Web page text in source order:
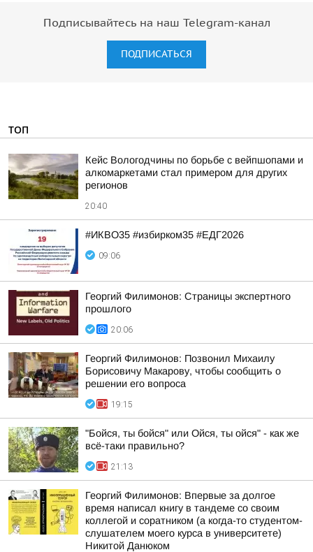
Подписывайтесь на наш Telegram-канал
ПОДПИСАТЬСЯ
ТОП
Кейс Вологодчины по борьбе с вейпшопами и
алкомаркетами стал примером для других
регионов
20:40
#ИКВО35 #избирком35 #ЕДГ2026
09:06
Георгий Филимонов: Страницы экспертного
прошлого
20:06
Георгий Филимонов: Позвонил Михаилу
Борисовичу Макарову, чтобы сообщить о
решении его вопроса
19:15
"Бойся, ты бойся" или Ойся, ты ойся" - как же
всё-таки правильно?
21:13
Георгий Филимонов: Впервые за долгое
время написал книгу в тандеме со своим
коллегой и соратником (а когда-то студентом-
слушателем моего курса в университете)
Никитой Данюком